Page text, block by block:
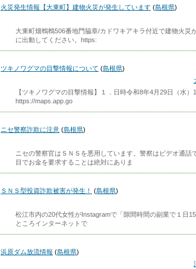
火災発生情報【大東町】建物火災が発生しています (島根県)
大東町畑鵯鵯506番地門脇章/カドワキアキラ付近で建物火災
に出動してください。https:
ツキノワグマの目撃情報について (島根県)
【ツキノワグマの目撃情報】１．日時令和8年4月29日（水
https://maps.app.go
ニセ警察詐欺に注意 (島根県)
ニセの警察官はＳＮＳを悪用しています。警察はビデオ通
目でお金を要求することは絶対にありま
ＳＮＳ型投資詐欺被害が発生！ (島根県)
松江市内の20代女性がInstagramで「隙間時間の副業で１日
ところインターネットで
浜原ダム放流情報 (島根県)